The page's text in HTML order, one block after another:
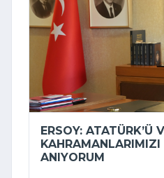
ERSOY: ATATÜRK’Ü
KAHRAMANLARIMIZI
ANIYORUM